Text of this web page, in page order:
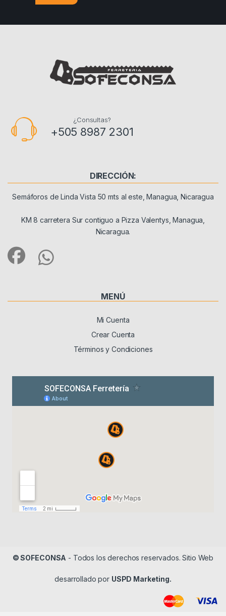
¿Consultas?
+505 8987 2301
DIRECCIÓN:
Semáforos de Linda Vista 50 mts al este, Managua, Nicaragua
KM 8 carretera Sur contiguo a Pizza Valentys, Managua,
Nicaragua.
MENÚ
Mi Cuenta
Crear Cuenta
Términos y Condiciones
© SOFECONSA - Todos los derechos reservados. Sitio Web
desarrollado por USPD Marketing.